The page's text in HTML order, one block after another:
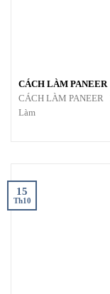
CÁCH LÀM PANEER
CÁCH LÀM PANEER
Làm
15
Th10